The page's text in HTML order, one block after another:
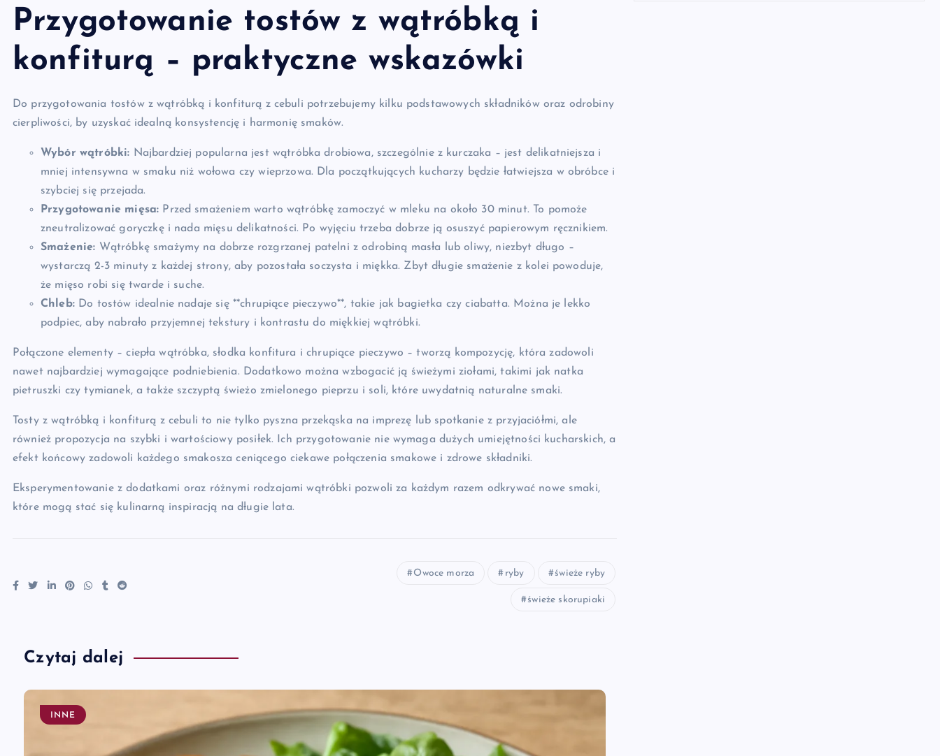
Przygotowanie tostów z wątróbką i
konfiturą – praktyczne wskazówki
Do przygotowania tostów z wątróbką i konfiturą z cebuli potrzebujemy kilku podstawowych składników oraz odrobiny
cierpliwości, by uzyskać idealną konsystencję i harmonię smaków.
Wybór wątróbki: Najbardziej popularna jest wątróbka drobiowa, szczególnie z kurczaka – jest delikatniejsza i
mniej intensywna w smaku niż wołowa czy wieprzowa. Dla początkujących kucharzy będzie łatwiejsza w obróbce i
szybciej się przejada.
Przygotowanie mięsa: Przed smażeniem warto wątróbkę zamoczyć w mleku na około 30 minut. To pomoże
zneutralizować goryczkę i nada mięsu delikatności. Po wyjęciu trzeba dobrze ją osuszyć papierowym ręcznikiem.
Smażenie: Wątróbkę smażymy na dobrze rozgrzanej patelni z odrobiną masła lub oliwy, niezbyt długo –
wystarczą 2-3 minuty z każdej strony, aby pozostała soczysta i miękka. Zbyt długie smażenie z kolei powoduje,
że mięso robi się twarde i suche.
Chleb:Do tostów idealnie nadaje się **chrupiące pieczywo**, takie jak bagietka czy ciabatta. Można je lekko
podpiec, aby nabrało przyjemnej tekstury i kontrastu do miękkiej wątróbki.
Połączone elementy – ciepła wątróbka, słodka konfitura i chrupiące pieczywo – tworzą kompozycję, która zadowoli
nawet najbardziej wymagające podniebienia. Dodatkowo można wzbogacić ją świeżymi ziołami, takimi jak natka
pietruszki czy tymianek, a także szczyptą świeżo zmielonego pieprzu i soli, które uwydatnią naturalne smaki.
Tosty z wątróbką i konfiturą z cebuli to nie tylko pyszna przekąska na imprezę lub spotkanie z przyjaciółmi, ale
również propozycja na szybki i wartościowy posiłek. Ich przygotowanie nie wymaga dużych umiejętności kucharskich, a
efekt końcowy zadowoli każdego smakosza ceniącego ciekawe połączenia smakowe i zdrowe składniki.
Eksperymentowanie z dodatkami oraz różnymi rodzajami wątróbki pozwoli za każdym razem odkrywać nowe smaki,
które mogą stać się kulinarną inspiracją na długie lata.
Owoce morza ryby świeże ryby
świeże skorupiaki
Czytaj dalej
INNE